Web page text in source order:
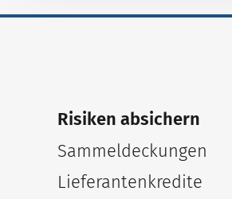
Risiken absichern
Sammeldeckungen
Lieferantenkredite